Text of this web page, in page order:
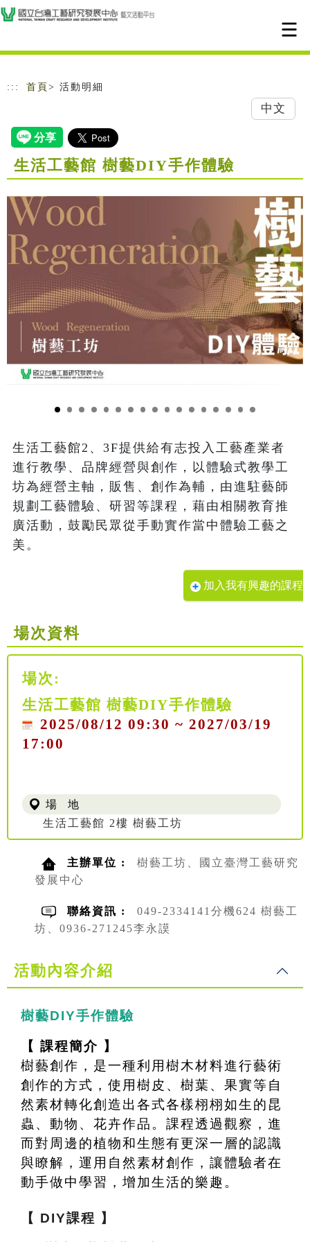
跳到主要內容
網站導覽
::: 首頁 > 活動明細
中文
生活工藝館 樹藝DIY手作體驗
生活工藝館2、3F提供給有志投入工藝產業者
進行教學、品牌經營與創作，以體驗式教學工
坊為經營主軸，販售、創作為輔，由進駐藝師
規劃工藝體驗、研習等課程，藉由相關教育推
廣活動，鼓勵民眾從手動實作當中體驗工藝之
美。
加入我有興趣的課程
場次資料
場次:
生活工藝館 樹藝DIY手作體驗
2025/08/12 09:30 ~ 2027/03/19
17:00
場 地
生活工藝館 2樓 樹藝工坊
主辦單位 :
樹藝工坊、國立臺灣工藝研究
發展中心
聯絡資訊 :
049-2334141分機624 樹藝工
坊、0936-271245李永謨
活動內容介紹
樹藝DIY手作體驗
【 課程簡介 】
樹藝創作，是一種利用樹木材料進行藝術
創作的方式，使用樹皮、樹葉、果實等自
然素材轉化創造出各式各樣栩栩如生的昆
蟲、動物、花卉作品。課程透過觀察，進
而對周邊的植物和生態有更深一層的認識
與瞭解，運用自然素材創作，讓體驗者在
動手做中學習，增加生活的樂趣。
【 DIY課程 】